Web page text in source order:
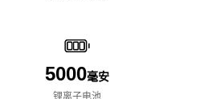
5000毫安
锂离子电池